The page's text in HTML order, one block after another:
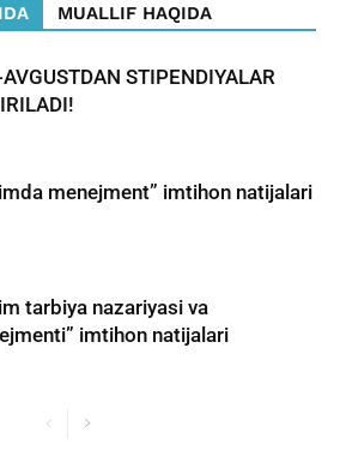
MUALLIF HAQIDA
STIPENDIYALAR
menejment” imtihon natijalari
tarbiya nazariyasi va
imtihon natijalari